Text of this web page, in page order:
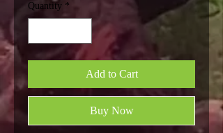
Quantity *
Add to Cart
Buy Now